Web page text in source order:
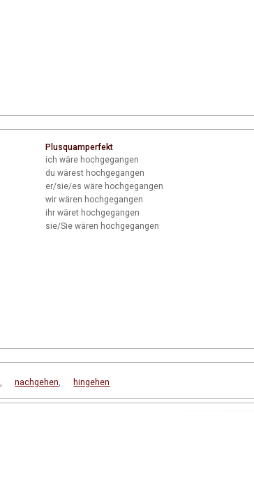
Plusquamperfekt
ich wäre hochgegangen
du wärest hochgegangen
er/sie/es wäre hochgegangen
wirwären hochgegangen
ihrwäret hochgegangen
sie/Siewären hochgegangen
, nachgehen, hingehen